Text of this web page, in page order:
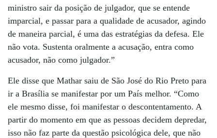
ministro sair da posição de julgador, que se entende
imparcial, e passar para a qualidade de acusador, agindo
de maneira parcial, é uma das estratégias da defesa. Ele
não vota. Sustenta oralmente a acusação, entra como
acusador, não como julgador.”
Ele disse que Mathar saiu de São José do Rio Preto para
ir a Brasília se manifestar por um País melhor. “Como
ele mesmo disse, foi manifestar o descontentamento. A
partir do momento em que as pessoas decidem depredar,
isso não faz parte da questão psicológica dele, que não